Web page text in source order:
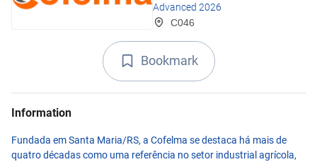
Advanced 2026
C046
Bookmark
Information
Fundada em Santa Maria/RS, a Cofelma se destaca há mais de
quatro décadas como uma referência no setor industrial agrícola,